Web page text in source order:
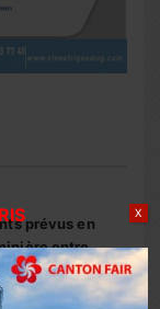
prévus en
entre
X